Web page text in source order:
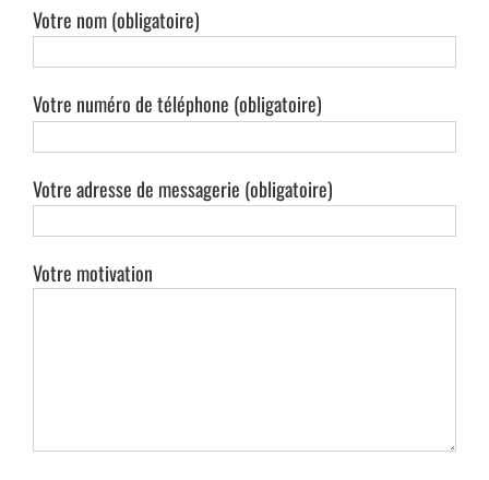
Votre nom (obligatoire)
Votre numéro de téléphone (obligatoire)
Votre adresse de messagerie (obligatoire)
Votre motivation
SAP S4/HANA
Oracle JD EDWARDS ENTREPRISEONE